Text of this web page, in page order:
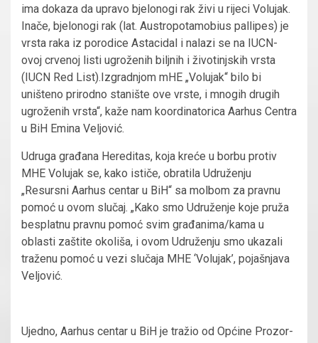
ima dokaza da upravo bjelonogi rak živi u rijeci Volujak.
Inače, bjelonogi rak (lat. Austropotamobius pallipes) je
vrsta raka iz porodice Astacidal i nalazi se na IUCN-
ovoj crvenoj listi ugroženih biljnih i životinjskih vrsta
(IUCN Red List).Izgradnjom mHE „Volujak“ bilo bi
uništeno prirodno stanište ove vrste, i mnogih drugih
ugroženih vrsta“, kaže nam koordinatorica Aarhus Centra
u BiH Emina Veljović.
Udruga građana Hereditas, koja kreće u borbu protiv
MHE Volujak se, kako ističe, obratila Udruženju
„Resursni Aarhus centar u BiH“ sa molbom za pravnu
pomoć u ovom slučaj. „Kako smo Udruženje koje pruža
besplatnu pravnu pomoć svim građanima/kama u
oblasti zaštite okoliša, i ovom Udruženju smo ukazali
traženu pomoć u vezi slučaja MHE ‘Volujak’, pojašnjava
Veljović.
Ujedno, Aarhus centar u BiH je tražio od Općine Prozor-